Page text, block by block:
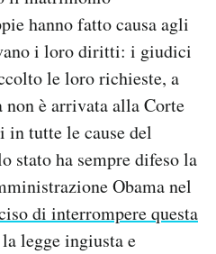
hanno fatto causa agli
i loro diritti: i giudici
le loro richieste, a
è arrivata alla Corte
in tutte le cause del
stato ha sempre difeso la
Obama nel
di interrompere questa
legge ingiusta e